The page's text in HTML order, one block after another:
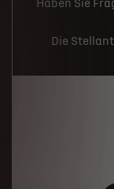
Haben Sie
Die